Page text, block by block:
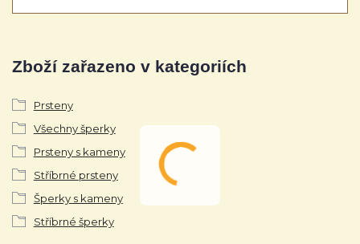
Zboží zařazeno v kategoriích
Prsteny
Všechny šperky
Prsteny s kameny
Stříbrné prsteny
Šperky s kameny
Stříbrné šperky